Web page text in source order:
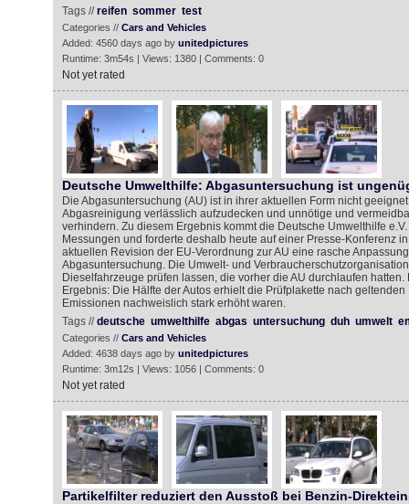
Tags //reifen sommer test
Categories // Cars and Vehicles
Added: 4560 days ago by unitedpictures
Runtime: 3m54s | Views: 1380 | Comments: 0
Not yet rated
Deutsche Umwelthilfe: Abgasuntersuchung ist
Die Abgasuntersuchung (AU) ist in ihrer aktuellen Form nicht
Abgasreinigung verlässlich aufzudecken und unnötige und
verhindern. Zu diesem Ergebnis kommt die Deutsche Umwelthilfe
Messungen und forderte deshalb heute auf einer Presse-Konferenz
aktuellen Revision der EU-Verordnung zur AU eine rasche
Abgasuntersuchung. Die Umwelt- und
Dieselfahrzeuge prüfen lassen, die vorher die AU durchlaufen hatten.
Ergebnis: Die Hälfte der Autos erhielt die Prüfplakette nach
Emissionen nachweislich stark erhöht waren.
Tags //deutsche umwelthilfe abgas untersuchung duh umwelt
Categories // Cars and Vehicles
Added: 4638 days ago by unitedpictures
Runtime: 3m12s | Views: 1056 | Comments: 0
Not yet rated
Partikelfilter reduziert den Ausstoß bei Benzin-